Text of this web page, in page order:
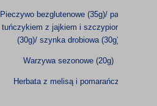
Pieczywo bezglutenowe (35g)/ pasta z
tuńczykiem z jajkiem i szczypiorkiem
(30g)/ szynka drobiowa (30g)
Warzywa sezonowe (20g)
Herbata z melisą i pomarańczą